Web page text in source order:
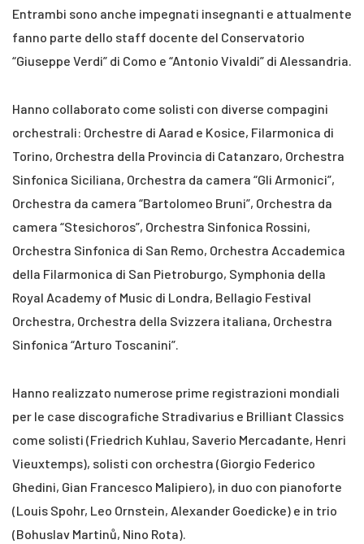
Entrambi sono anche impegnati insegnanti e attualmente
fanno parte dello staff docente del Conservatorio
“Giuseppe Verdi” di Como e “Antonio Vivaldi” di Alessandria.
Hanno collaborato come solisti con diverse compagini
orchestrali: Orchestre di Aarad e Kosice, Filarmonica di
Torino, Orchestra della Provincia di Catanzaro, Orchestra
Sinfonica Siciliana, Orchestra da camera “Gli Armonici”,
Orchestra da camera “Bartolomeo Bruni”, Orchestra da
camera “Stesichoros”, Orchestra Sinfonica Rossini,
Orchestra Sinfonica di San Remo, Orchestra Accademica
della Filarmonica di San Pietroburgo, Symphonia della
Royal Academy of Music di Londra, Bellagio Festival
Orchestra, Orchestra della Svizzera italiana, Orchestra
Sinfonica “Arturo Toscanini”.
Hanno realizzato numerose prime registrazioni mondiali
per le case discografiche Stradivarius e Brilliant Classics
come solisti (Friedrich Kuhlau, Saverio Mercadante, Henri
Vieuxtemps), solisti con orchestra (Giorgio Federico
Ghedini, Gian Francesco Malipiero), in duo con pianoforte
(Louis Spohr, Leo Ornstein, Alexander Goedicke) e in trio
(Bohuslav Martinů, Nino Rota).